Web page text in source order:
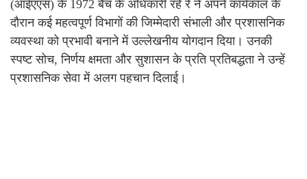
(आईएएस) के 1972 बैच के अधिकारी रहे रे ने अपने कार्यकाल के
दौरान कई महत्वपूर्ण विभागों की जिम्मेदारी संभाली और प्रशासनिक
व्यवस्था को प्रभावी बनाने में उल्लेखनीय योगदान दिया। उनकी
स्पष्ट सोच, निर्णय क्षमता और सुशासन के प्रति प्रतिबद्धता ने उन्हें
प्रशासनिक सेवा में अलग पहचान दिलाई।